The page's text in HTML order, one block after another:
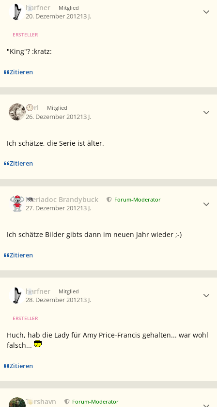
harfner Mitglied
20. Dezember 201213 J.
ERSTELLER
"King"? :kratz:
Zitieren
Eorl Mitglied
26. Dezember 201213 J.
Ich schätze, die Serie ist älter.
Zitieren
Meriadoc Brandybuck Forum-Moderator
27. Dezember 201213 J.
Ich schätze Bilder gibts dann im neuen Jahr wieder ;-)
Zitieren
harfner Mitglied
28. Dezember 201213 J.
ERSTELLER
Huch, hab die Lady für Amy Price-Francis gehalten... war wohl
falsch...
Zitieren
Torshavn Forum-Moderator